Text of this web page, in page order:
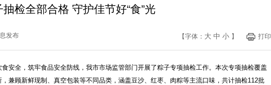
抽检全部合格 守护佳节好“食”光
发布 【字体： 大 中 小 】 打印
安全，筑牢食品安全防线，我市市场监管部门开展了粽子专项抽检工作。本次专项抽检覆盖
兼顾新鲜现制、真空包装等不同品类，涵盖豆沙、红枣、肉粽等主流口味，共计抽检112批